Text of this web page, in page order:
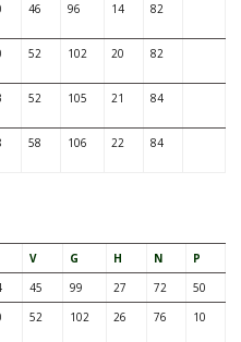
46 96 14 82
52 102 20 82
52 105 21 84
58 106 22 84
V G H N
P
45 99 27 72
50
52 102 26 76 10